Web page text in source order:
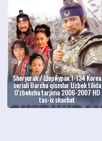
Sheryurak / Шерйурак 1-134 Korea
seriali Barcha qismlar Uzbek tilida
O'zbekcha tarjima 2006-2007 HD
tas-ix skachat